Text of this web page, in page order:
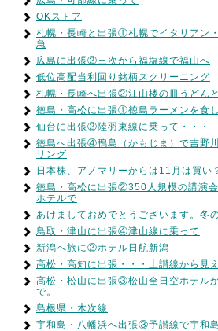
OKストア
札幌・長崎と出張①札幌でイタリアン
急
広島に出張②三次から福塩線で福山へ
低位高配当利回り銘柄スクリーニング
札幌・長崎へ出張②江山楼の皿うどん
徳島・高松に出張①徳島ラーメンを食
仙台に出張②陸羽東線に乗って・・・
徳島へ出張④鴨島（かもじま）で吉野
リング
日本株、アノマリーからは11月は買い
徳島・高松に出張②350人規模の講演
ホテルで
あけましておめでとうございます。冬
鳥取・津山に出張④津山線に乗って
新潟へ旅に②ホテル日航新潟
高松・高知に出張・・・土讃線から見
高松・松山に出張③松山全日空ホテル
で。
島根県・木次線
宇和島・八幡浜へ出張③予讃線で宇和